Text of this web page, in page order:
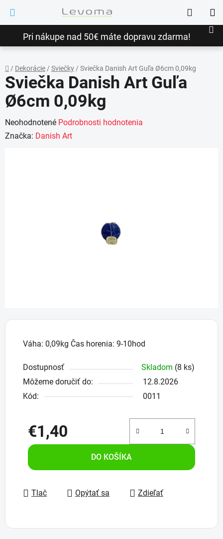
obsah
Pri nákupe nad 50€ máte dopravu zdarma!
Hľadať
Domov
/ Dekorácie/ Sviečky/ Sviečka Danish Art Guľa Ø6cm 0,09kg
Váha: 0,09kg Čas horenia: 9-10hod
Dostupnosť Skladom (8 ks)
Môžeme doručiť do:
12.8.2026
Kód:
0011
€1,40
Jednotková cena:
DO KOŠÍKA
Tlač Opýtať sa Zdieľať
Sviečka Danish Art Guľa
Ø6cm 0,09kg
Priemerné
hodnotenie
Neohodnotené Podrobnosti hodnotenia
Značka: Danish Art